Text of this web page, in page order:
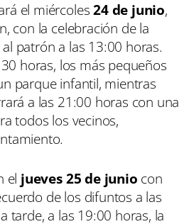
el miércoles24 de junio,
con la celebración de la
patrón a las 13:00 horas.
horas, los más pequeños
parque infantil, mientras
a las 21:00 horas con una
todos los vecinos,
el jueves 25 de junio con
de los difuntos a las
tarde, a las 19:00 horas, la